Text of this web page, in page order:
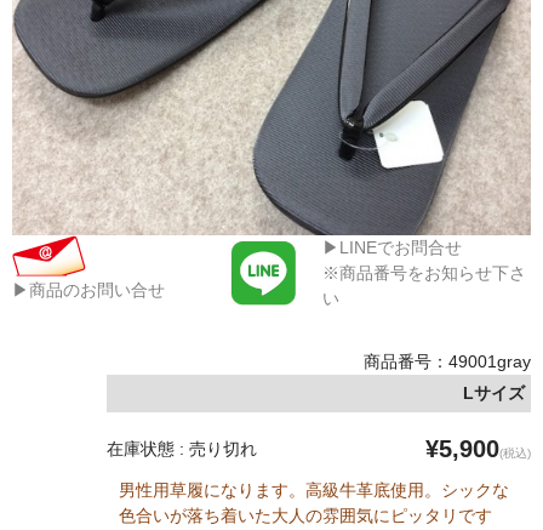
▶商品のお問い合せ
▶LINEでお問合せ
※商品番号をお知らせ下さ
い
商品番号：49001gray
Lサイズ
在庫状態 : 売り切れ ¥5,900(税込)
男性用草履になります。高級牛革底使用。シックな
色合いが落ち着いた大人の雰囲気にピッタリです